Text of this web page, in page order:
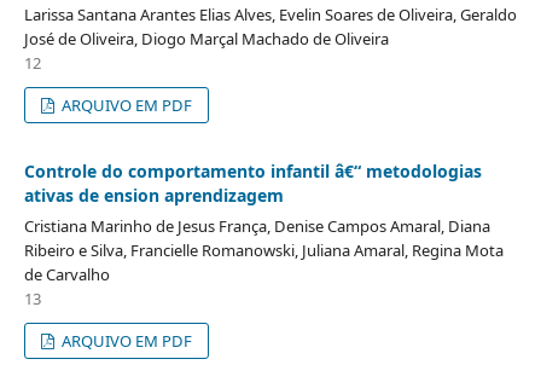
Larissa Santana Arantes Elias Alves, Evelin Soares de Oliveira, Geraldo
José de Oliveira, Diogo Marçal Machado de Oliveira
12
ARQUIVO EM PDF
Controle do comportamento infantil â€“ metodologias
ativas de ension aprendizagem
Cristiana Marinho de Jesus França, Denise Campos Amaral, Diana
Ribeiro e Silva, Francielle Romanowski, Juliana Amaral, Regina Mota
de Carvalho
13
ARQUIVO EM PDF